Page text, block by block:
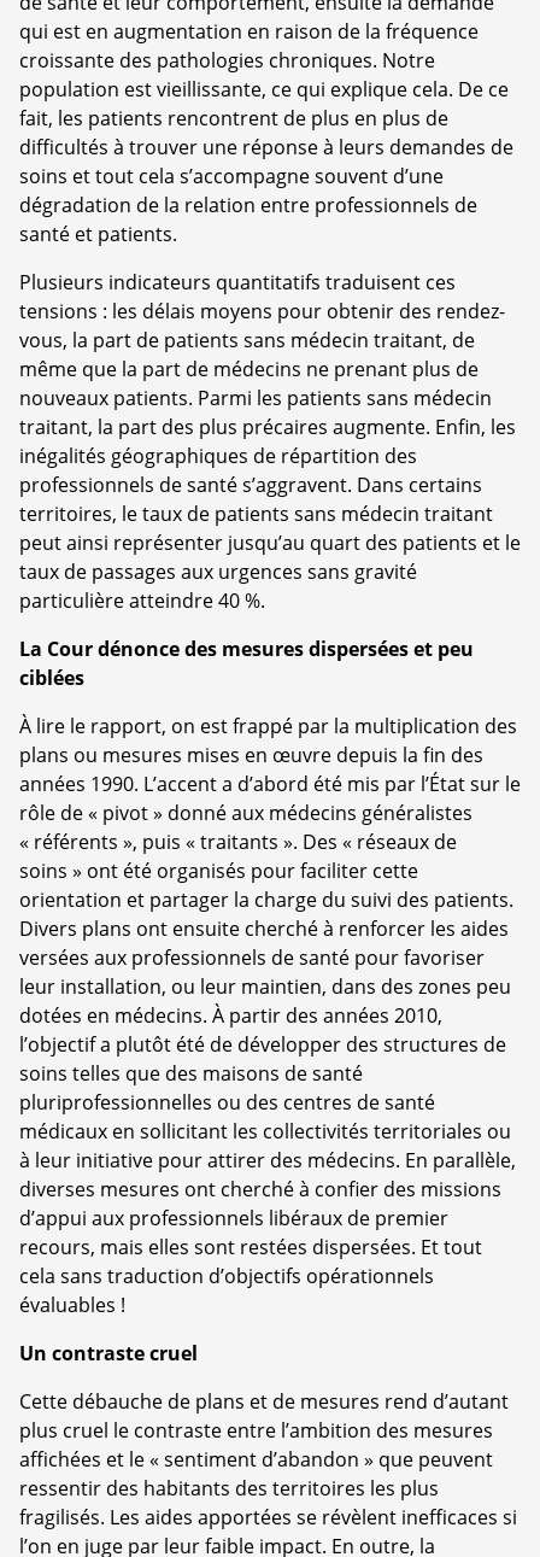
qui est en augmentation en raison de la fréquence
croissante des pathologies chroniques. Notre
population est vieillissante, ce qui explique cela. De ce
fait, les patients rencontrent de plus en plus de
difficultés à trouver une réponse à leurs demandes de
soins et tout cela s’accompagne souvent d’une
dégradation de la relation entre professionnels de
santé et patients.
Plusieurs indicateurs quantitatifs traduisent ces
tensions : les délais moyens pour obtenir des rendez-
vous, la part de patients sans médecin traitant, de
même que la part de médecins ne prenant plus de
nouveaux patients. Parmi les patients sans médecin
traitant, la part des plus précaires augmente. Enfin, les
inégalités géographiques de répartition des
professionnels de santé s’aggravent. Dans certains
territoires, le taux de patients sans médecin traitant
peut ainsi représenter jusqu’au quart des patients et le
taux de passages aux urgences sans gravité
particulière atteindre 40 %.
La Cour dénonce des mesures dispersées et peu
ciblées
À lire le rapport, on est frappé par la multiplication des
plans ou mesures mises en œuvre depuis la fin des
années 1990. L’accent a d’abord été mis par l’État sur le
rôle de « pivot » donné aux médecins généralistes
« référents », puis « traitants ». Des « réseaux de
soins » ont été organisés pour faciliter cette
orientation et partager la charge du suivi des patients.
Divers plans ont ensuite cherché à renforcer les aides
versées aux professionnels de santé pour favoriser
leur installation, ou leur maintien, dans des zones peu
dotées en médecins. À partir des années 2010,
l’objectif a plutôt été de développer des structures de
soins telles que des maisons de santé
pluriprofessionnelles ou des centres de santé
médicaux en sollicitant les collectivités territoriales ou
à leur initiative pour attirer des médecins. En parallèle,
diverses mesures ont cherché à confier des missions
d’appui aux professionnels libéraux de premier
recours, mais elles sont restées dispersées. Et tout
cela sans traduction d’objectifs opérationnels
évaluables !
Un contraste cruel
Cette débauche de plans et de mesures rend d’autant
plus cruel le contraste entre l’ambition des mesures
affichées et le « sentiment d’abandon » que peuvent
ressentir des habitants des territoires les plus
fragilisés. Les aides apportées se révèlent inefficaces si
l’on en juge par leur faible impact. En outre, la